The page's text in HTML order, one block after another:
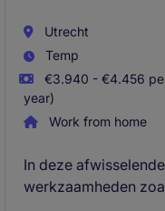
Utrecht
Temp
€3.940 - €4.456
year)
Work from home
In deze
werkzaamheden